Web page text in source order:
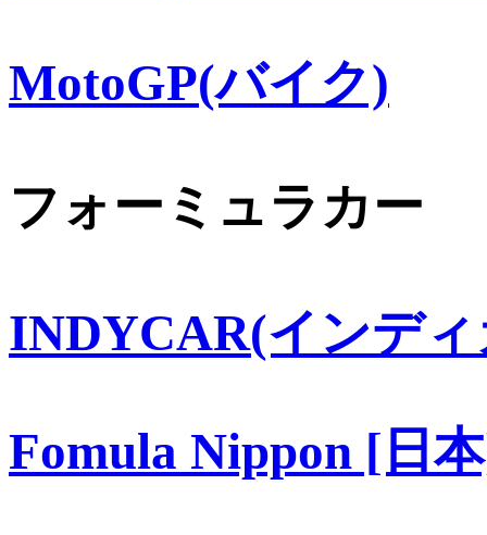
MotoGP(バイク)
フォーミュラカー
INDYCAR(インデ
Fomula Nippon [日